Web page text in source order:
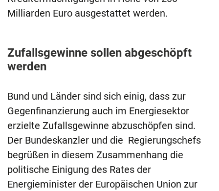
Milliarden Euro ausgestattet werden.
Zufallsgewinne sollen abgeschöpft
werden
Bund und Länder sind sich einig, dass zur
Gegenfinanzierung auch im Energiesektor
erzielte Zufallsgewinne abzuschöpfen sind.
Der Bundeskanzler und die Regierungschefs
begrüßen in diesem Zusammenhang die
politische Einigung des Rates der
Energieminister der Europäischen Union zur